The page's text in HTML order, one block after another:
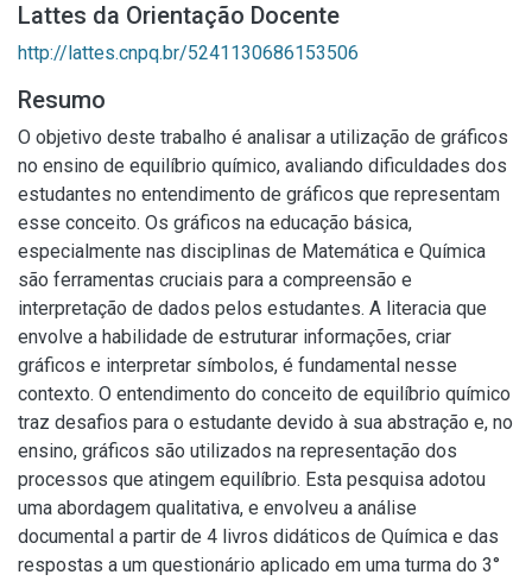
Lattes da Orientação Docente
http://lattes.cnpq.br/5241130686153506
Resumo
O objetivo deste trabalho é analisar a utilização de gráficos
no ensino de equilíbrio químico, avaliando dificuldades dos
estudantes no entendimento de gráficos que representam
esse conceito. Os gráficos na educação básica,
especialmente nas disciplinas de Matemática e Química
são ferramentas cruciais para a compreensão e
interpretação de dados pelos estudantes. A literacia que
envolve a habilidade de estruturar informações, criar
gráficos e interpretar símbolos, é fundamental nesse
contexto. O entendimento do conceito de equilíbrio químico
traz desafios para o estudante devido à sua abstração e, no
ensino, gráficos são utilizados na representação dos
processos que atingem equilíbrio. Esta pesquisa adotou
uma abordagem qualitativa, e envolveu a análise
documental a partir de 4 livros didáticos de Química e das
respostas a um questionário aplicado em uma turma do 3°